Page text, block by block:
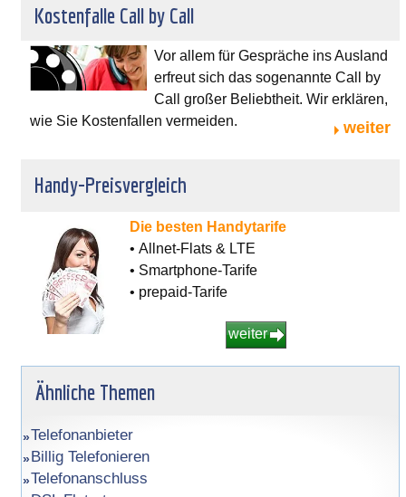
Kostenfalle Call by Call
Vor allem für Gespräche ins Ausland
erfreut sich das sogenannte Call by
Call großer Beliebtheit. Wir erklären,
wie Sie Kostenfallen vermeiden.
weiter
Handy-Preisvergleich
Die besten Handytarife
• Allnet-Flats & LTE
• Smartphone-Tarife
• prepaid-Tarife
weiter
Ähnliche Themen
Telefonanbieter
Billig Telefonieren
Telefonanschluss